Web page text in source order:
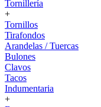
Tornillería
+
Tornillos
Tirafondos
Arandelas / Tuercas
Bulones
Clavos
Tacos
Indumentaria
+